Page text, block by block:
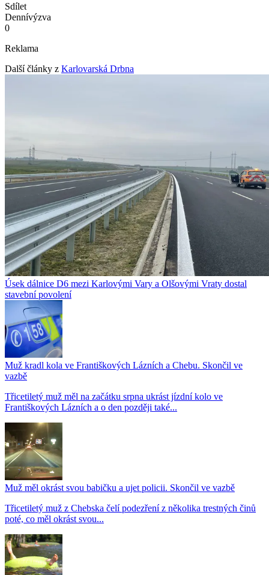
Sdílet
Dennívýzva
0
Reklama
Další články z Karlovarská Drbna
Úsek dálnice D6 mezi Karlovými Vary a Olšovými Vraty dostal
stavební povolení
Muž kradl kola ve Františkových Lázních a Chebu. Skončil ve
vazbě
Třicetiletý muž měl na začátku srpna ukrást jízdní kolo ve
Františkových Lázních a o den později také...
Muž měl okrást svou babičku a ujet policii. Skončil ve vazbě
Třicetiletý muž z Chebska čelí podezření z několika trestných činů
poté, co měl okrást svou...